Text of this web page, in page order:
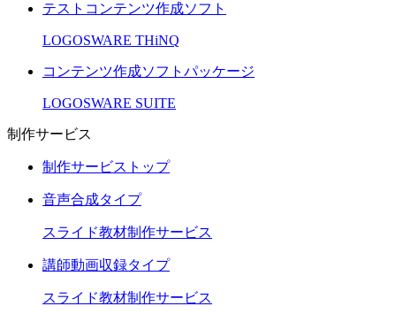
テストコンテンツ作成ソフト
LOGOSWARE THiNQ
コンテンツ作成ソフトパッケージ
LOGOSWARE SUITE
制作サービス
制作サービストップ
音声合成タイプ
スライド教材制作サービス
講師動画収録タイプ
スライド教材制作サービス